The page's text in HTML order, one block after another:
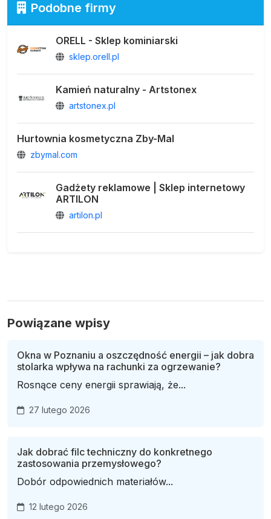
Podobne firmy
ORELL - Sklep kominiarski
sklep.orell.pl
Kamień naturalny - Artstonex
artstonex.pl
Hurtownia kosmetyczna Zby-Mal
zbymal.com
Gadżety reklamowe | Sklep internetowy
ARTILON
artilon.pl
Powiązane wpisy
Okna w Poznaniu a oszczędność energii – jak dobra
stolarka wpływa na rachunki za ogrzewanie?
Rosnące ceny energii sprawiają, że...
27 lutego 2026
Jak dobrać filc techniczny do konkretnego
zastosowania przemysłowego?
Dobór odpowiednich materiałów...
12 lutego 2026